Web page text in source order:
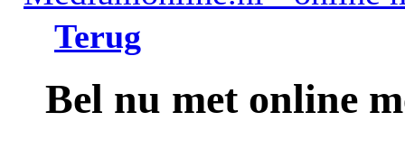
Terug
Bel nu met online